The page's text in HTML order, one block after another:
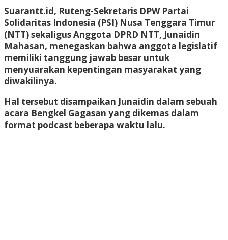
Suarantt.id, Ruteng-Sekretaris DPW Partai
Solidaritas Indonesia (PSI) Nusa Tenggara Timur
(NTT) sekaligus Anggota DPRD NTT, Junaidin
Mahasan, menegaskan bahwa anggota legislatif
memiliki tanggung jawab besar untuk
menyuarakan kepentingan masyarakat yang
diwakilinya.
Hal tersebut disampaikan Junaidin dalam sebuah
acara Bengkel Gagasan yang dikemas dalam
format podcast beberapa waktu lalu.